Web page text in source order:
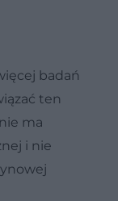
badań
ten
ma
i nie